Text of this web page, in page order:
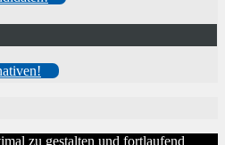
zu gestalten und fortlaufend